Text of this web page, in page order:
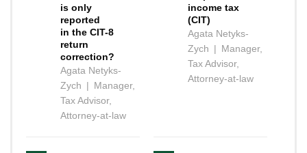
is only
reported
in the CIT-8
return
correction?
Agata Netyks-
Zych | Manager,
Tax Advisor,
Attorney-at-law
income tax
(CIT)
Agata Netyks-
Zych | Manager,
Tax Advisor,
Attorney-at-law